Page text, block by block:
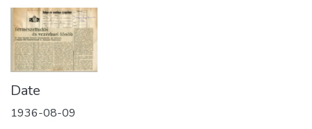
Date
1936-08-09